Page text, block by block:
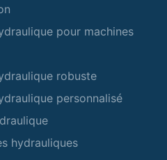
pour machines
robuste
personnalisé
hydrauliques